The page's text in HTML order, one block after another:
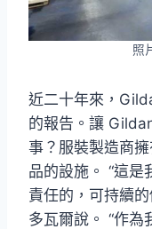
照
近二十年來，
的報告。讓
事？服裝製造商
品的設施。 “這是
責任的，可持續
多瓦爾說。 “作